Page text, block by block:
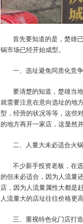
首先要知道的是，楚雄
锅市场已经开始成型。
一、选址避免同质化竞争
要清楚的知道，楚雄当
就需要注意在意向选址的地
型，经营的状况等等，这些
的地方再开一家店，这显然
二、人量大未必适合火锅
不少新手投资老板，在
的但未必适合，因为人流量
店，因为人流量属性大都是
人流量大的店址往往价格更
三、重视特色化门店打造